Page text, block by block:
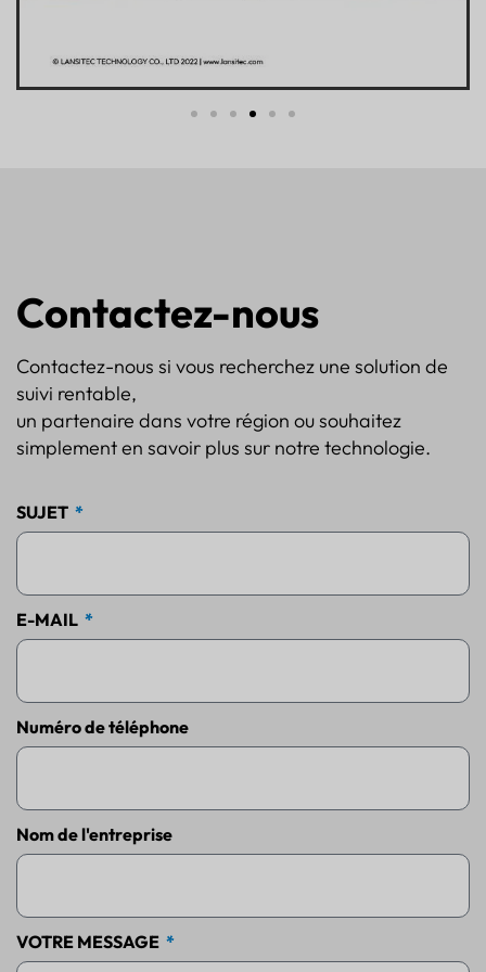
Contactez-nous
Contactez-nous si vous recherchez une solution de
suivi rentable,
un partenaire dans votre région ou souhaitez
simplement en savoir plus sur notre technologie.
SUJET
E-MAIL
Numéro de téléphone
Nom de l'entreprise
VOTRE MESSAGE